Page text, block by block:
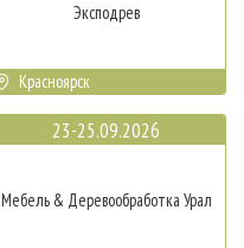
Эксподрев
Красноярск
23-25.09.2026
Мебель & Деревообработка Урал